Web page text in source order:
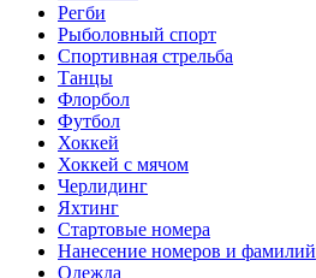
Регби
Рыболовный спорт
Спортивная стрельба
Танцы
Флорбол
Футбол
Хоккей
Хоккей с мячом
Черлидинг
Яхтинг
Стартовые номера
Нанесение номеров и фамилий
Одежда